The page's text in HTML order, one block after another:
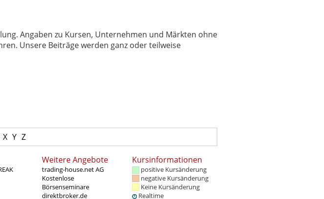
Angaben zu Kursen, Unternehmen und Märkten ohne
Unsere Beiträge werden ganz oder teilweise
X Y Z
Weitere Angebote
trading-house.net AG
Kostenlose
Börsenseminare
direktbroker.de
Kursinformationen
positive Kursänderung
negative Kursänderung
Keine Kursänderung
Realtime